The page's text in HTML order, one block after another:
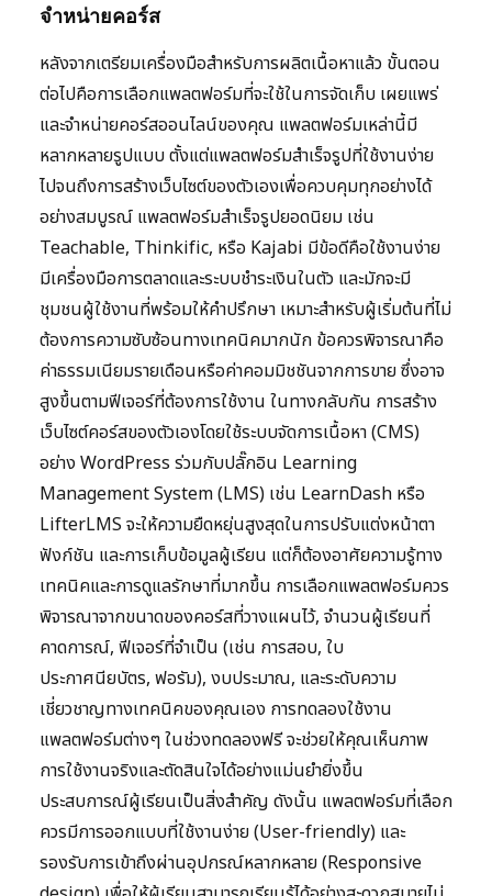
จำหน่ายคอร์ส
หลังจากเตรียมเครื่องมือสำหรับการผลิตเนื้อหาแล้ว ขั้นตอน
ต่อไปคือการเลือกแพลตฟอร์มที่จะใช้ในการจัดเก็บ เผยแพร่
และจำหน่ายคอร์สออนไลน์ของคุณ แพลตฟอร์มเหล่านี้มี
หลากหลายรูปแบบ ตั้งแต่แพลตฟอร์มสำเร็จรูปที่ใช้งานง่าย
ไปจนถึงการสร้างเว็บไซต์ของตัวเองเพื่อควบคุมทุกอย่างได้
อย่างสมบูรณ์ แพลตฟอร์มสำเร็จรูปยอดนิยม เช่น
Teachable, Thinkific, หรือ Kajabi มีข้อดีคือใช้งานง่าย
มีเครื่องมือการตลาดและระบบชำระเงินในตัว และมักจะมี
ชุมชนผู้ใช้งานที่พร้อมให้คำปรึกษา เหมาะสำหรับผู้เริ่มต้นที่ไม่
ต้องการความซับซ้อนทางเทคนิคมากนัก ข้อควรพิจารณาคือ
ค่าธรรมเนียมรายเดือนหรือค่าคอมมิชชันจากการขาย ซึ่งอาจ
สูงขึ้นตามฟีเจอร์ที่ต้องการใช้งาน ในทางกลับกัน การสร้าง
เว็บไซต์คอร์สของตัวเองโดยใช้ระบบจัดการเนื้อหา (CMS)
อย่าง WordPress ร่วมกับปลั๊กอิน Learning
Management System (LMS) เช่น LearnDash หรือ
LifterLMS จะให้ความยืดหยุ่นสูงสุดในการปรับแต่งหน้าตา
ฟังก์ชัน และการเก็บข้อมูลผู้เรียน แต่ก็ต้องอาศัยความรู้ทาง
เทคนิคและการดูแลรักษาที่มากขึ้น การเลือกแพลตฟอร์มควร
พิจารณาจากขนาดของคอร์สที่วางแผนไว้, จำนวนผู้เรียนที่
คาดการณ์, ฟีเจอร์ที่จำเป็น (เช่น การสอบ, ใบ
ประกาศนียบัตร, ฟอรัม), งบประมาณ, และระดับความ
เชี่ยวชาญทางเทคนิคของคุณเอง การทดลองใช้งาน
แพลตฟอร์มต่างๆ ในช่วงทดลองฟรี จะช่วยให้คุณเห็นภาพ
การใช้งานจริงและตัดสินใจได้อย่างแม่นยำยิ่งขึ้น
ประสบการณ์ผู้เรียนเป็นสิ่งสำคัญ ดังนั้น แพลตฟอร์มที่เลือก
ควรมีการออกแบบที่ใช้งานง่าย (User-friendly) และ
รองรับการเข้าถึงผ่านอุปกรณ์หลากหลาย (Responsive